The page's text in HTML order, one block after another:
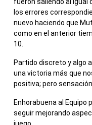
los errores
nuevo haciendo que
como en el anterior
10.
Partido discreto y algo
una victoria más que
positiva; pero
Enhorabuena al
seguir mejorando
juego.